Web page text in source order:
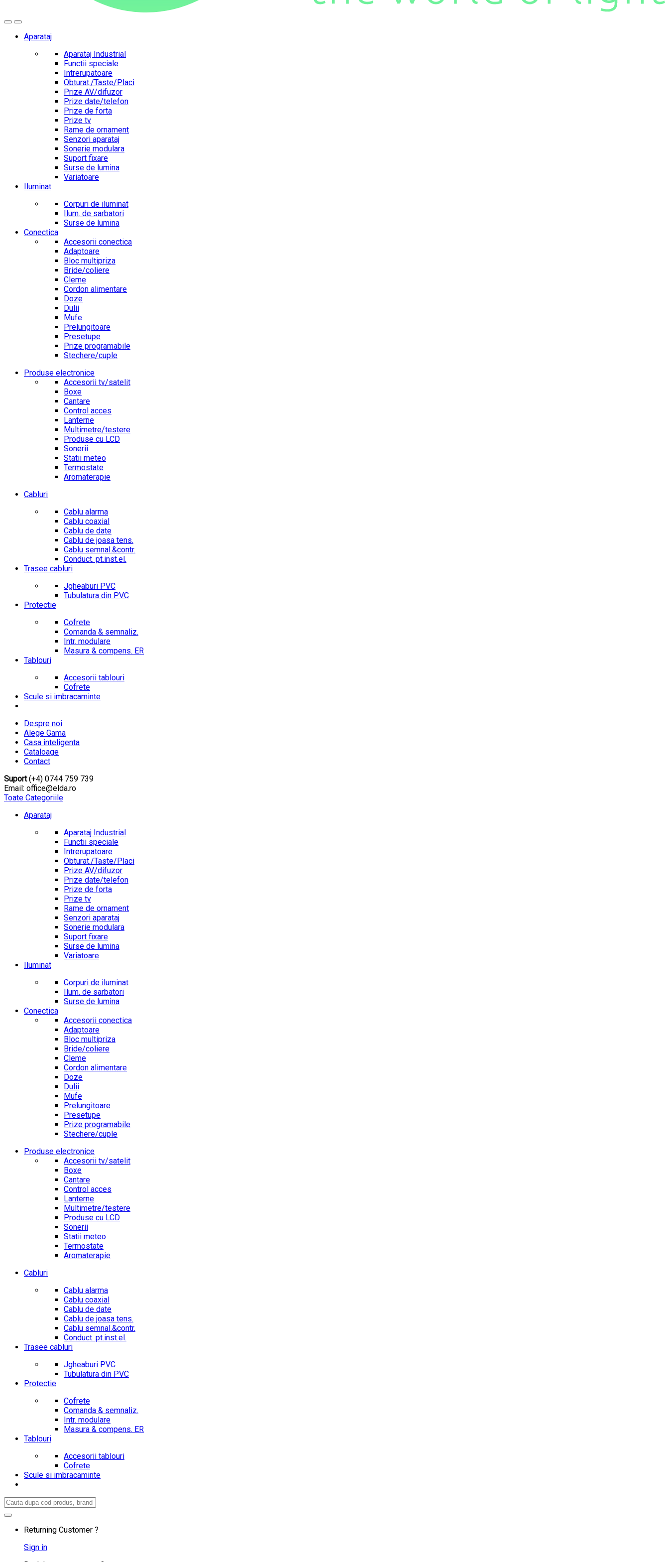
Aparataj
Aparataj Industrial
Functii speciale
Intrerupatoare
Obturat./Taste/Placi
Prize AV/difuzor
Prize date/telefon
Prize de forta
Prize tv
Rame de ornament
Senzori aparataj
Sonerie modulara
Suport fixare
Surse de lumina
Variatoare
Iluminat
Corpuri de iluminat
Ilum. de sarbatori
Surse de lumina
Conectica
Accesorii conectica
Adaptoare
Bloc multipriza
Bride/coliere
Cleme
Cordon alimentare
Doze
Dulii
Mufe
Prelungitoare
Presetupe
Prize programabile
Stechere/cuple
Produse electronice
Accesorii tv/satelit
Boxe
Cantare
Control acces
Lanterne
Multimetre/testere
Produse cu LCD
Sonerii
Statii meteo
Termostate
Aromaterapie
Cabluri
Cablu alarma
Cablu coaxial
Cablu de date
Cablu de joasa tens.
Cablu semnal.&contr.
Conduct. pt.inst.el.
Trasee cabluri
Jgheaburi PVC
Tubulatura din PVC
Protectie
Cofrete
Comanda & semnaliz.
Intr. modulare
Masura & compens. ER
Tablouri
Accesorii tablouri
Cofrete
Scule si imbracaminte
Despre noi
Alege Gama
Casa inteligenta
Cataloage
Contact
Suport(+4) 0744 759 739
Email: office@elda.ro
Toate Categoriile
Aparataj
Aparataj Industrial
Functii speciale
Intrerupatoare
Obturat./Taste/Placi
Prize AV/difuzor
Prize date/telefon
Prize de forta
Prize tv
Rame de ornament
Senzori aparataj
Sonerie modulara
Suport fixare
Surse de lumina
Variatoare
Iluminat
Corpuri de iluminat
Ilum. de sarbatori
Surse de lumina
Conectica
Accesorii conectica
Adaptoare
Bloc multipriza
Bride/coliere
Cleme
Cordon alimentare
Doze
Dulii
Mufe
Prelungitoare
Presetupe
Prize programabile
Stechere/cuple
Produse electronice
Accesorii tv/satelit
Boxe
Cantare
Control acces
Lanterne
Multimetre/testere
Produse cu LCD
Sonerii
Statii meteo
Termostate
Aromaterapie
Cabluri
Cablu alarma
Cablu coaxial
Cablu de date
Cablu de joasa tens.
Cablu semnal.&contr.
Conduct. pt.inst.el.
Trasee cabluri
Jgheaburi PVC
Tubulatura din PVC
Protectie
Cofrete
Comanda & semnaliz.
Intr. modulare
Masura & compens. ER
Tablouri
Accesorii tablouri
Cofrete
Scule si imbracaminte
Search
for:
Returning Customer ?
Sign in